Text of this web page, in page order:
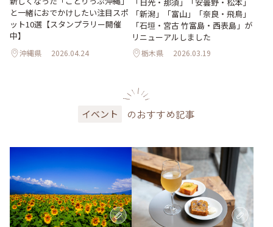
と一緒におでかけしたい注目スポ
ット10選【スタンプラリー開催
中】
沖縄県 2026.04.24
「日光・那須」「安曇野・松本」
「新潟」「富山」「奈良・飛鳥」
「石垣・宮古 竹富島・西表島」が
リニューアルしました
栃木県 2026.03.19
イベント のおすすめ記事